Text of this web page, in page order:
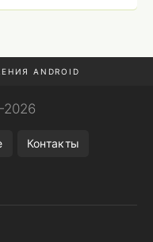
ANDROID
Контакты